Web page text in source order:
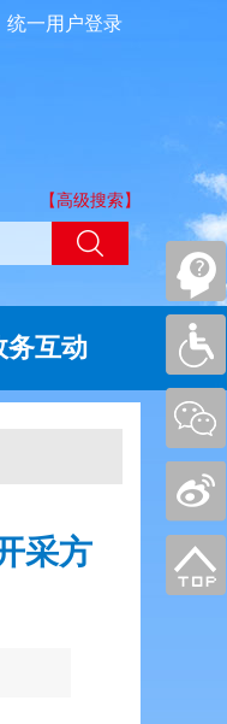
统一用户登录
【高级搜索】
务互动
采方